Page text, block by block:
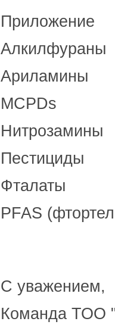
Приложение
Алкилфураны
Ариламины
MCPDs
Нитрозамины
Пестициды
Фталаты
PFAS
С уважением,
Команда ТОО